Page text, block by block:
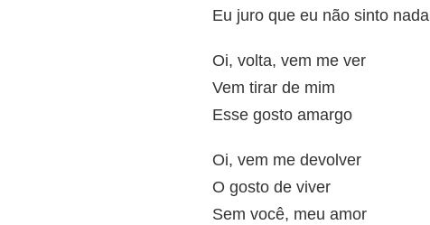
Eu juro que eu não sinto nada
Oi, volta, vem me ver
Vem tirar de mim
Esse gosto amargo
Oi, vem me devolver
O gosto de viver
Sem você, meu amor